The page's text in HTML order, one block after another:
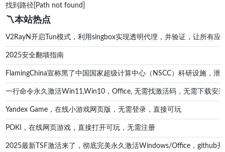
找到路径[Path not found]
〽️本站热点
V2RayN开启Tun模式，利用singbox实现透明代理，并验证，让所有
2025安全翻墙指南
FlamingChina宣称黑了中国国家超级计算中心（NSCC）科研设施，
一行命令永久激活Win11,Win10，Office, 无需找激活码，无需下载安
Yandex Game，在线小游戏网页版，无需登录，直接可玩
POKI，在线网页游戏，直接打开可玩，无需注册
2025最新TSF激活来了，彻底完美永久激活Windows/Office，github